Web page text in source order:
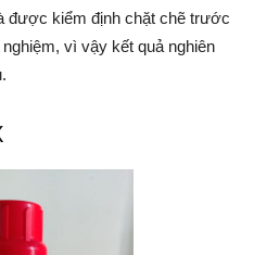
được kiểm định chặt chẽ trước
vì vậy kết quả nghiên